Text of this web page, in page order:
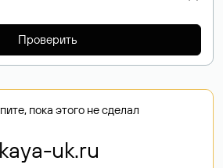
Проверить
пока этого не сделал
uk.ru